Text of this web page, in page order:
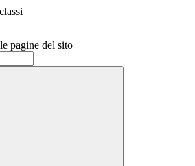
pagine del sito